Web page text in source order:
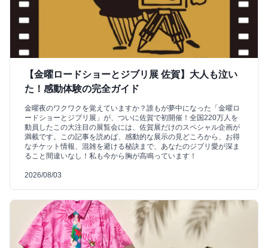
【金曜ロードショーとジブリ展 佐賀】大人も泣い
た！感動体験の完全ガイド
金曜夜のワクワクを覚えていますか？誰もが夢中になった「金曜ロ
ードショーとジブリ展」が、ついに佐賀で初開催！全国220万人を
動員したこの大注目の展覧会には、佐賀展だけのスペシャル企画が
満載です。この記事を読めば、感動的な展示の見どころから、お得
なチケット情報、混雑を避ける秘訣まで、あなたのジブリ愛が深ま
ること間違いなし！私も今から胸が高鳴っています！
2026/08/03